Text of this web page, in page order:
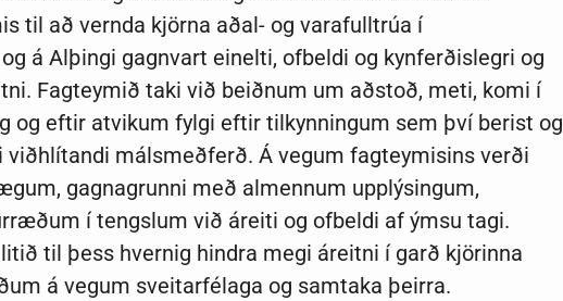
til að vernda kjörna aðal- og varafulltrúa í
á Alþingi gagnvart einelti, ofbeldi og kynferðislegri og
Fagteymið taki við beiðnum um aðstoð, meti, komi í
og eftir atvikum fylgi eftir tilkynningum sem því berist og
málsmeðferð. Á vegum fagteymisins verði
gagnagrunni með almennum upplýsingum,
í tengslum við áreiti og ofbeldi af ýmsu tagi.
til þess hvernig hindra megi áreitni í garð kjörinna
á vegum sveitarfélaga og samtaka þeirra.